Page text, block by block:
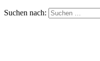
Suchen nach: